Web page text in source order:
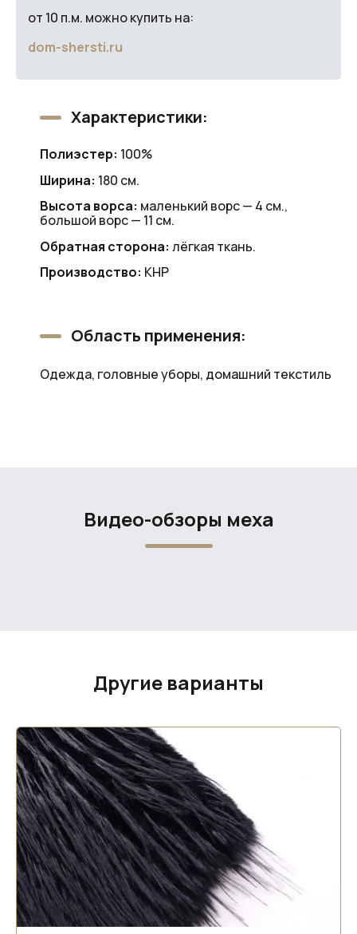
от 10 п.м. можно купить на:
dom-shersti.ru
Характеристики:
Полиэстер: 100%
Ширина: 180 см.
Высота ворса: маленький ворс — 4 см.,
большой ворс — 11 см.
Обратная сторона: лёгкая ткань.
Производство: КНР
Область применения:
Одежда, головные уборы, домашний текстиль
Видео-обзоры меха
Другие варианты